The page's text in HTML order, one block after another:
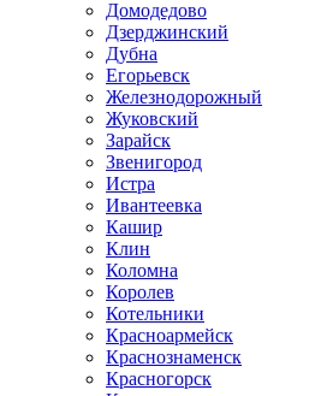
Домодедово
Дзерджинский
Дубна
Егорьевск
Железнодорожный
Жуковский
Зарайск
Звенигород
Истра
Ивантеевка
Кашир
Клин
Коломна
Королев
Котельники
Красноармейск
Краснознаменск
Красногорск